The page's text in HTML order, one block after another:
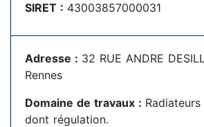
SIRET : 43003857000031
Adresse : 32 RUE ANDRE
Rennes
Domaine de travaux : Radiateurs
dont régulation.